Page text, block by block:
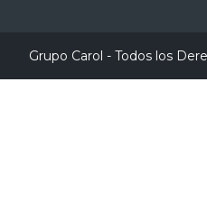
Grupo Carol - Todos los